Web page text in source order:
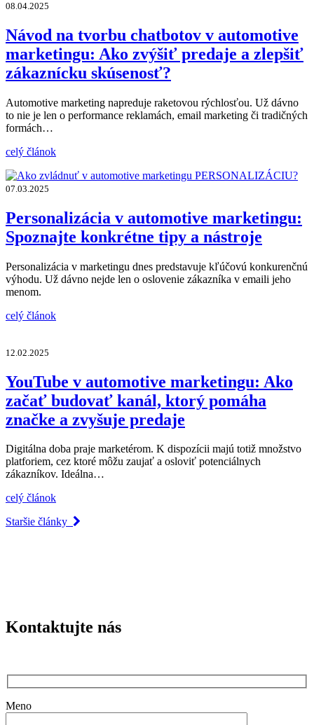
08.04.2025
Návod na tvorbu chatbotov v automotive
marketingu: Ako zvýšiť predaje a zlepšiť
zákaznícku skúsenosť?
Automotive marketing napreduje raketovou rýchlosťou. Už dávno
to nie je len o performance reklamách, email marketing či tradičných
formách…
celý článok
07.03.2025
Personalizácia v automotive marketingu:
Spoznajte konkrétne tipy a nástroje
Personalizácia v marketingu dnes predstavuje kľúčovú konkurenčnú
výhodu. Už dávno nejde len o oslovenie zákazníka v emaili jeho
menom.
celý článok
12.02.2025
YouTube v automotive marketingu: Ako
začať budovať kanál, ktorý pomáha
značke a zvyšuje predaje
Digitálna doba praje marketérom. K dispozícii majú totiž množstvo
platforiem, cez ktoré môžu zaujať a osloviť potenciálnych
zákazníkov. Ideálna…
celý článok
Staršie články
Kontaktujte nás
Meno